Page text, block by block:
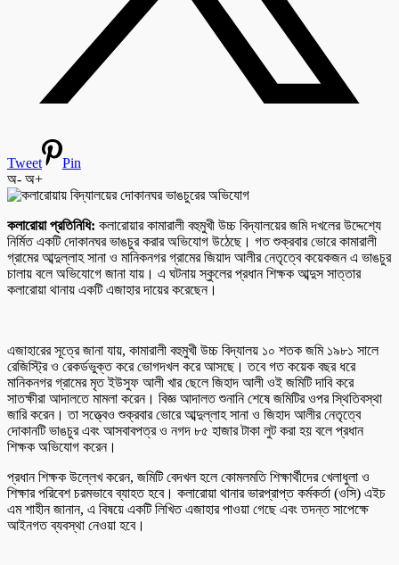
Tweet
Pin
অ- অ+
কলারোয়া প্রতিনিধি: কলারোয়ার কামারালী বহুমুখী উচ্চ বিদ্যালয়ের জমি দখলের উদ্দেশ্যে
নির্মিত একটি দোকানঘর ভাঙচুর করার অভিযোগ উঠেছে। গত শুক্রবার ভোরে কামারালী
গ্রামের আব্দুল্লাহ সানা ও মানিকনগর গ্রামের জিয়াদ আলীর নেতৃত্বে কয়েকজন এ ভাঙচুর
চালায় বলে অভিযোগে জানা যায়। এ ঘটনায় স্কুলের প্রধান শিক্ষক আব্দুস সাত্তার
কলারোয়া থানায় একটি এজাহার দায়ের করেছেন।
এজাহারের সূত্রে জানা যায়, কামারালী বহুমুখী উচ্চ বিদ্যালয় ১০ শতক জমি ১৯৮১ সালে
রেজিস্ট্রি ও রেকর্ডভুক্ত করে ভোগদখল করে আসছে। তবে গত কয়েক বছর ধরে
মানিকনগর গ্রামের মৃত ইউসুফ আলী খার ছেলে জিহাদ আলী ওই জমিটি দাবি করে
সাতক্ষীরা আদালতে মামলা করেন। বিজ্ঞ আদালত শুনানি শেষে জমিটির ওপর স্থিতিবস্থা
জারি করেন। তা সত্ত্বেও শুক্রবার ভোরে আব্দুল্লাহ সানা ও জিহাদ আলীর নেতৃত্বে
দোকানটি ভাঙচুর এবং আসবাবপত্র ও নগদ ৮৫ হাজার টাকা লুট করা হয় বলে প্রধান
শিক্ষক অভিযোগ করেন।
প্রধান শিক্ষক উল্লেখ করেন, জমিটি বেদখল হলে কোমলমতি শিক্ষার্থীদের খেলাধুলা ও
শিক্ষার পরিবেশ চরমভাবে ব্যাহত হবে। কলারোয়া থানার ভারপ্রাপ্ত কর্মকর্তা (ওসি) এইচ
এম শাহীন জানান, এ বিষয়ে একটি লিখিত এজাহার পাওয়া গেছে এবং তদন্ত সাপেক্ষে
আইনগত ব্যবস্থা নেওয়া হবে।